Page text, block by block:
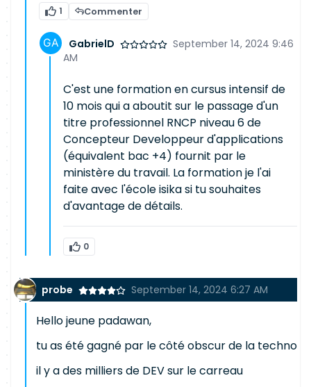
1 Commenter
GabrielD
September 14, 2024 9:46
AM
C'est une formation en cursus intensif de
10 mois qui a aboutit sur le passage d'un
titre professionnel RNCP niveau 6 de
Concepteur Developpeur d'applications
(équivalent bac +4) fournit par le
ministère du travail. La formation je l'ai
faite avec l'école isika si tu souhaites
d'avantage de détails.
0
probe September 14, 2024 6:27 AM
Hello jeune padawan,
tu as été gagné par le côté obscur de la techno
il y a des milliers de DEV sur le carreau